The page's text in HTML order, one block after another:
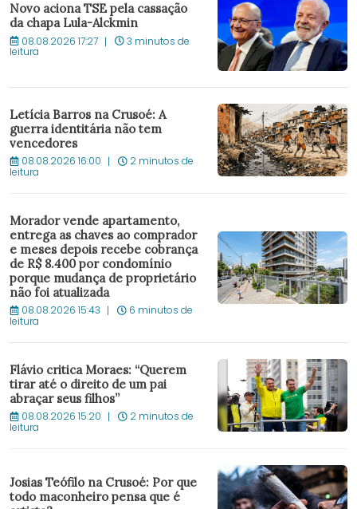
Novo aciona TSE pela cassação
da chapa Lula-Alckmin
08.08.2026 17:27 3 minutos de
leitura
Letícia Barros na Crusoé: A
guerra identitária não tem
vencedores
08.08.2026 16:00 2 minutos de
leitura
Morador vende apartamento,
entrega as chaves ao comprador
e meses depois recebe cobrança
de R$ 8.400 por condomínio
porque mudança de proprietário
não foi atualizada
08.08.2026 15:43 6 minutos de
leitura
Flávio critica Moraes: “Querem
tirar até o direito de um pai
abraçar seus filhos”
08.08.2026 15:20 2 minutos de
leitura
Josias Teófilo na Crusoé: Por que
todo maconheiro pensa que é